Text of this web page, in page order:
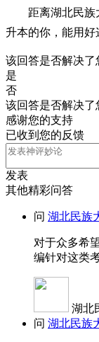
距离湖北民
升本的你，能用好
该回答是否解决了
是
否
该回答是否解决了
感谢您的支持
已收到您的反馈
发表
其他精彩问答
问 湖北民族
对于众多希
编针对这类
湖北
问 湖北民族